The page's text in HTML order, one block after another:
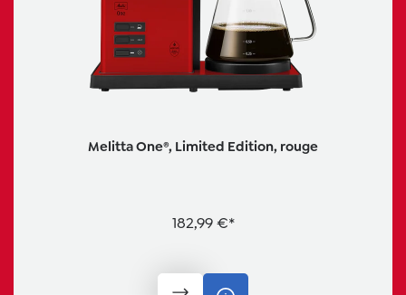
Melitta One®, Limited Edition, rouge
182,99 €*